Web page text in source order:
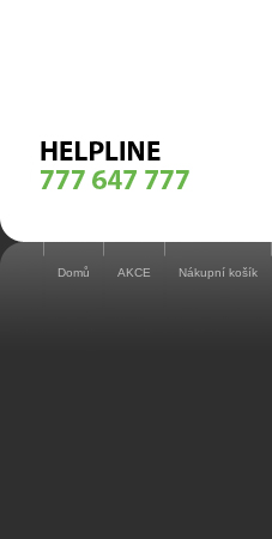
Domů AKCE Nákupní košík